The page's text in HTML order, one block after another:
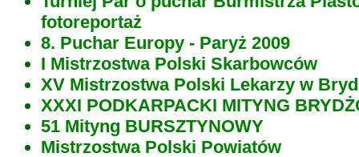
fotoreportaż
8. Puchar Europy - Paryż 2009
I Mistrzostwa Polski Skarbowców
XV Mistrzostwa Polski Lekarzy w
XXXI PODKARPACKI MITYNG
51 Mityng BURSZTYNOWY
Mistrzostwa Polski Powiatów